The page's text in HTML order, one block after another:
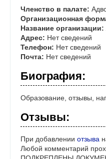
Членство в палате:
Организационная
Название организации:
Адрес: Нет сведений
Телефон: Нет сведений
Почта: Нет сведений
Биография:
Образование, отзывы,
Отзывы:
При добавлении отзыва
Любой комментарий